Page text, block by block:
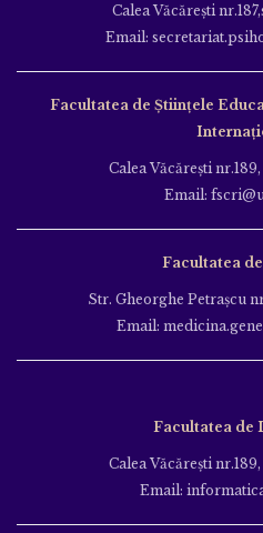
Calea Văcăreşti
Email:
Facultatea de Ştiinţele
Calea Văcăreşti
Email:
Facultatea
Str. Gheorghe Petraşcu
Email:
Facultatea de
Calea Văcăreşti
Email: